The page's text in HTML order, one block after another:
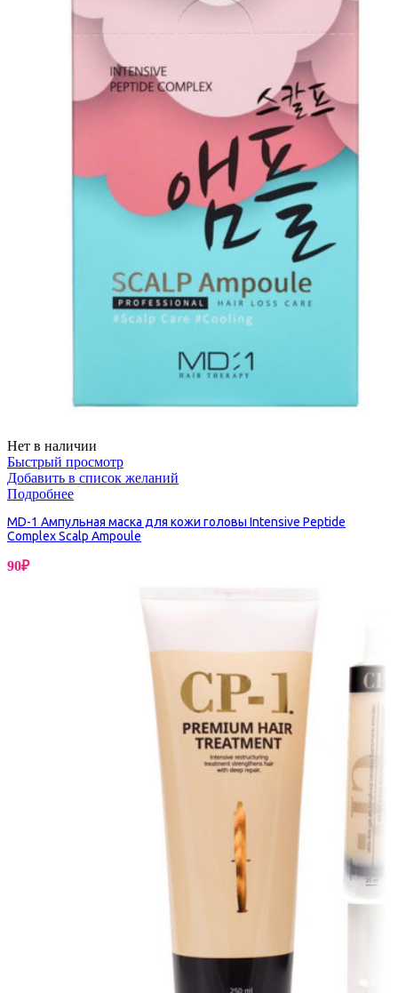
Нет в наличии
Быстрый просмотр
Добавить в список желаний
Подробнее
MD-1 Ампульная маска для кожи головы Intensive Peptide
Complex Scalp Ampoule
90₽